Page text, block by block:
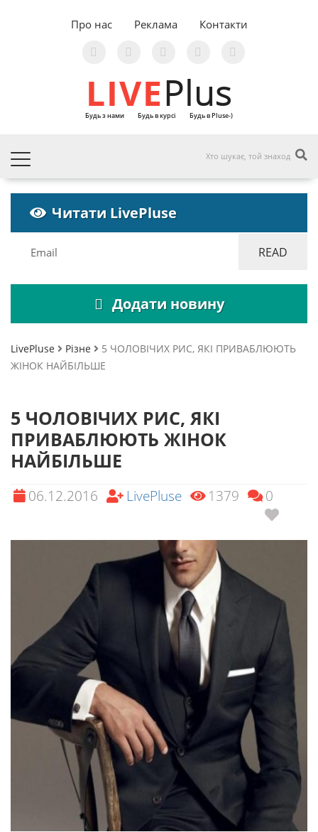
Про нас Реклама Контакти
LIVEPlus
Будь з нами Будь в курсі Будь в Pluse-)
Читати LivePluse
Додати новину
LivePluse Різне
5 ЧОЛОВІЧИХ РИС, ЯКІ ПРИВАБЛЮЮТЬ
ЖІНОК НАЙБІЛЬШЕ
5 ЧОЛОВІЧИХ РИС, ЯКІ
ПРИВАБЛЮЮТЬ ЖІНОК
НАЙБІЛЬШЕ
06.12.2016 LivePluse 1379 0